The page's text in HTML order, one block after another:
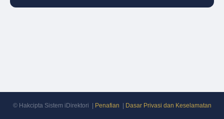
© Hakcipta Sistem iDirektori | Penafian Dasar Privasi dan Keselamatan